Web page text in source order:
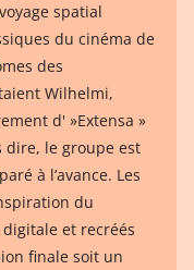
spatial
du cinéma de
des
Wilhelmi,
d' »Extensa »
dire, le groupe est
à l’avance. Les
du
et recréés
finale soit un